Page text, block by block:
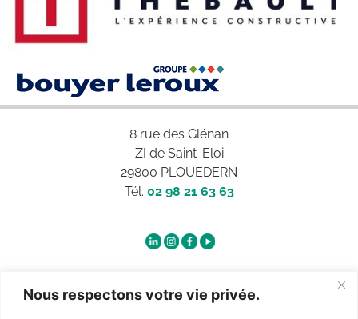
Nous respectons votre vie privée.
8 rue des Glénan
ZI de Saint-Eloi
29800 PLOUEDERN
Tél. 02 98 21 63 63
Qui sommes-nous ?